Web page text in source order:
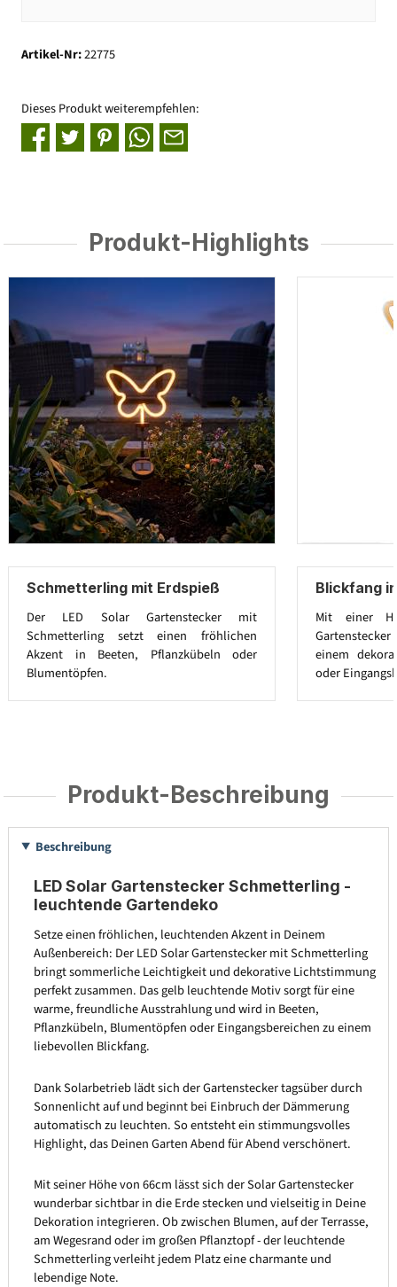
Artikel-Nr:22775
Dieses Produkt weiterempfehlen:
Produkt-Highlights
Schmetterling mit Erdspieß
Der LED Solar Gartenstecker mit
Schmetterling setzt einen fröhlichen
Akzent in Beeten, Pflanzkübeln oder
Blumentöpfen.
Blickfang
Mit einer
einem
oder
Produkt-Beschreibung
Beschreibung
LED Solar Gartenstecker Schmetterling -
leuchtende Gartendeko
Setze einen fröhlichen, leuchtenden Akzent in Deinem
Außenbereich: Der LED Solar Gartenstecker mit Schmetterling
bringt sommerliche Leichtigkeit und dekorative Lichtstimmung
perfekt zusammen. Das gelb leuchtende Motiv sorgt für eine
warme, freundliche Ausstrahlung und wird in Beeten,
Pflanzkübeln, Blumentöpfen oder Eingangsbereichen zu einem
liebevollen Blickfang.
Dank Solarbetrieb lädt sich der Gartenstecker tagsüber durch
Sonnenlicht auf und beginnt bei Einbruch der Dämmerung
automatisch zu leuchten. So entsteht ein stimmungsvolles
Highlight, das Deinen Garten Abend für Abend verschönert.
Mit seiner Höhe von 66cm lässt sich der Solar Gartenstecker
wunderbar sichtbar in die Erde stecken und vielseitig in Deine
Dekoration integrieren. Ob zwischen Blumen, auf der Terrasse,
am Wegesrand oder im großen Pflanztopf - der leuchtende
Schmetterling verleiht jedem Platz eine charmante und
lebendige Note.